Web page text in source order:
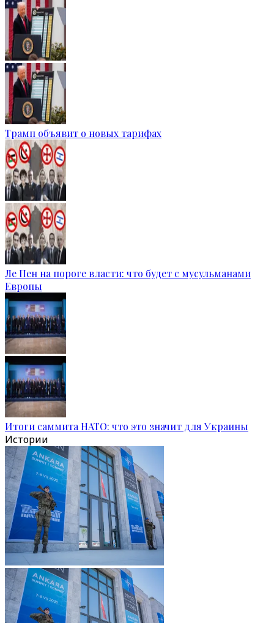
Трамп объявит о новых тарифах
Ле Пен на пороге власти: что будет с мусульманами
Европы
Итоги саммита НАТО: что это значит для Украины
Истории